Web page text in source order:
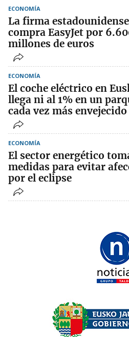
ECONOMÍA
La firma
compra EasyJet por
millones de euros
ECONOMÍA
El coche eléctrico en
llega ni al 1% en un
cada vez más envejecido
ECONOMÍA
El sector energético
medidas para evitar
por el eclipse